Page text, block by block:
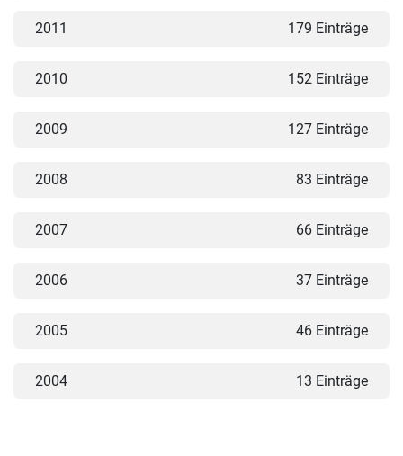
2011 179 Einträge
2010 152 Einträge
2009 127 Einträge
2008 83 Einträge
2007 66 Einträge
2006 37 Einträge
2005 46 Einträge
2004 13 Einträge